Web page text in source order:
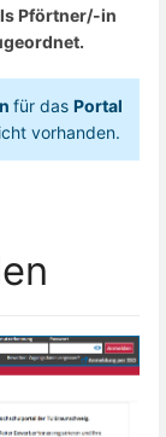
Pförtner/-in
für das Portal
vorhanden.